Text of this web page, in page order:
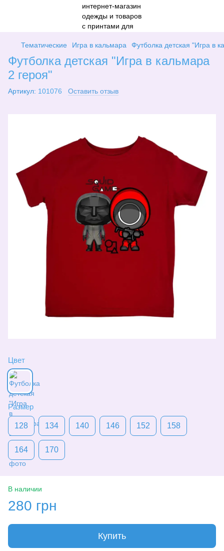
Тематические Игра в кальмара Футболка детская "Игра в
Футболка детская "Игра в кальмара
2 героя"
Артикул: 101076 Оставить отзыв
Цвет
Размер
128 134 140 146 152 158
164 170
В наличии
280 грн
Купить